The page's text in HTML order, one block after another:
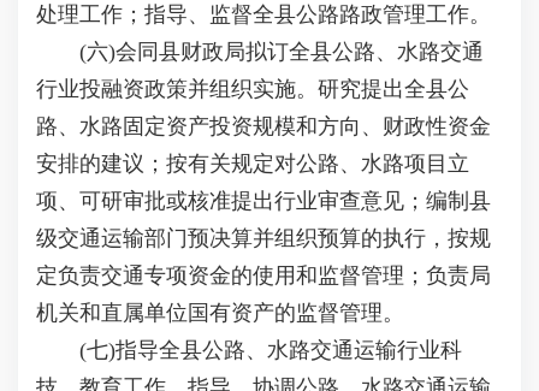
处理工作；指导、监督全县公路路政管理工作。
(六)会同县财政局拟订全县公路、水路交通
行业投融资政策并组织实施。研究提出全县公
路、水路固定资产投资规模和方向、财政性资金
安排的建议；按有关规定对公路、水路项目立
项、可研审批或核准提出行业审查意见；编制县
级交通运输部门预决算并组织预算的执行，按规
定负责交通专项资金的使用和监督管理；负责局
机关和直属单位国有资产的监督管理。
(七)指导全县公路、水路交通运输行业科